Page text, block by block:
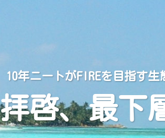
10年ニートがFIREを目指す生
拝啓、最下